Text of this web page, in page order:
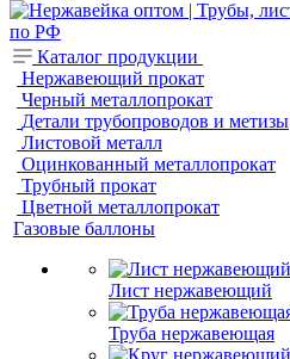
Каталог продукции
Нержавеющий прокат
Черный металлопрокат
Детали трубопроводов и метизы
Листовой металл
Оцинкованный металлопрокат
Трубный прокат
Цветной металлопрокат
Газовые баллоны
Лист нержавеющий
Труба нержавеющая